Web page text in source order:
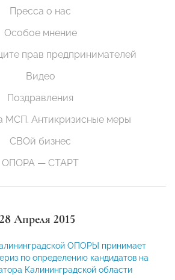
Пресса о нас
Особое мнение
прав предпринимателей
Видео
Поздравления
МСП. Антикризисные меры
СВОй бизнес
ОПОРА — СТАРТ
28 Апреля 2015
ОПОРЫ принимает
по определению кандидатов на
Калининградской области